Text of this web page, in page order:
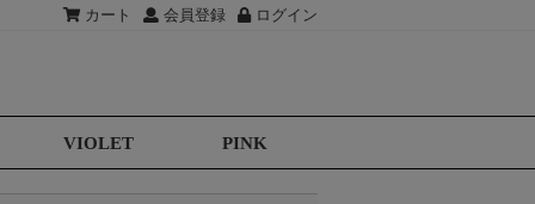
カート 会員登録 ログイン
VIOLET PINK